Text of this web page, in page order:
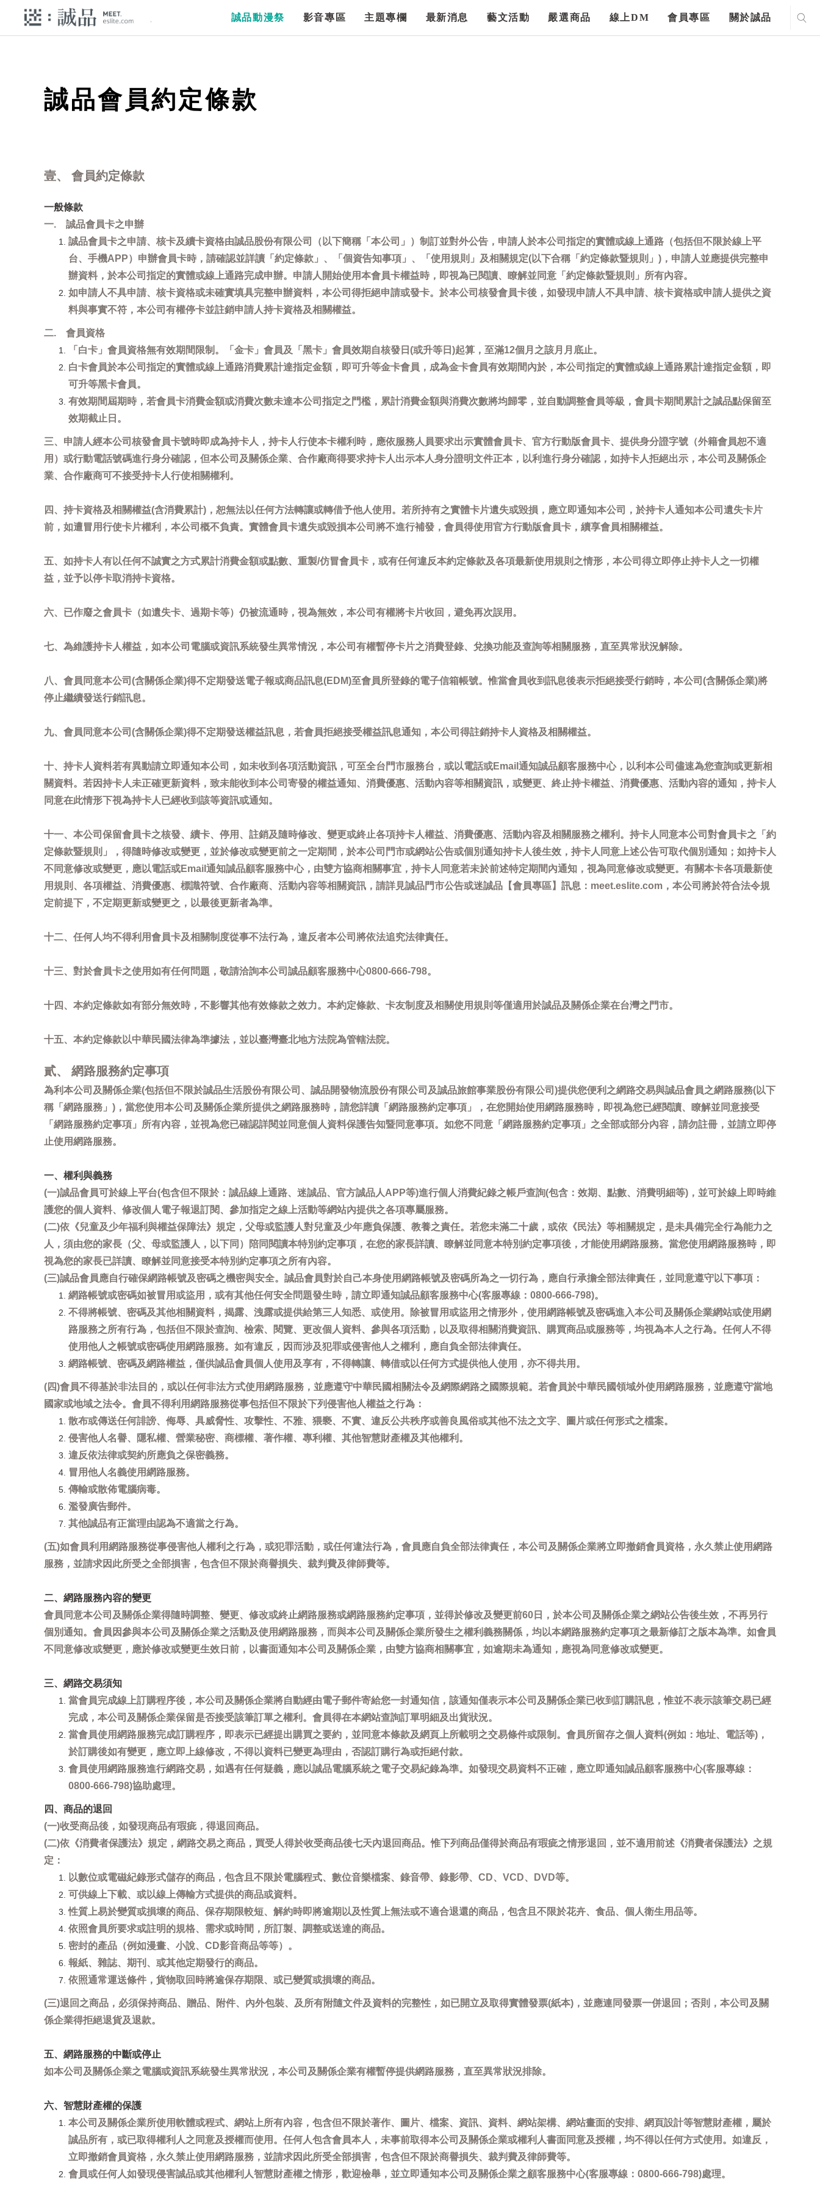
誠品動漫祭 影音專區 主題專欄 最新消息 藝文活動 嚴選商品 線上DM 會員專區 關於誠品
誠品會員約定條款
壹、 會員約定條款
一般條款
一. 誠品會員卡之申辦
誠品會員卡之申請、核卡及續卡資格由誠品股份有限公司（以下簡稱「本公司」）制訂並對外公告，申請人於本公司指定的實體或線上通路（包括但不限於線上平
台、手機APP）申辦會員卡時，請確認並詳讀「約定條款」、「個資告知事項」、「使用規則」及相關規定(以下合稱「約定條款暨規則」)，申請人並應提供完整申
辦資料，於本公司指定的實體或線上通路完成申辦。申請人開始使用本會員卡權益時，即視為已閱讀、瞭解並同意「約定條款暨規則」所有內容。
如申請人不具申請、核卡資格或未確實填具完整申辦資料，本公司得拒絕申請或發卡。於本公司核發會員卡後，如發現申請人不具申請、核卡資格或申請人提供之資
料與事實不符，本公司有權停卡並註銷申請人持卡資格及相關權益。
二. 會員資格
「白卡」會員資格無有效期間限制。「金卡」會員及「黑卡」會員效期自核發日(或升等日)起算，至滿12個月之該月月底止。
白卡會員於本公司指定的實體或線上通路消費累計達指定金額，即可升等金卡會員，成為金卡會員有效期間內於，本公司指定的實體或線上通路累計達指定金額，即
可升等黑卡會員。
有效期間屆期時，若會員卡消費金額或消費次數未達本公司指定之門檻，累計消費金額與消費次數將均歸零，並自動調整會員等級，會員卡期間累計之誠品點保留至
效期截止日。
三、申請人經本公司核發會員卡號時即成為持卡人，持卡人行使本卡權利時，應依服務人員要求出示實體會員卡、官方行動版會員卡、提供身分證字號（外籍會員恕不適
用）或行動電話號碼進行身分確認，但本公司及關係企業、合作廠商得要求持卡人出示本人身分證明文件正本，以利進行身分確認，如持卡人拒絕出示，本公司及關係企
業、合作廠商可不接受持卡人行使相關權利。
四、持卡資格及相關權益(含消費累計)，恕無法以任何方法轉讓或轉借予他人使用。若所持有之實體卡片遺失或毀損，應立即通知本公司，於持卡人通知本公司遺失卡片
前，如遭冒用行使卡片權利，本公司概不負責。實體會員卡遺失或毀損本公司將不進行補發，會員得使用官方行動版會員卡，續享會員相關權益。
五、如持卡人有以任何不誠實之方式累計消費金額或點數、重製/仿冒會員卡，或有任何違反本約定條款及各項最新使用規則之情形，本公司得立即停止持卡人之一切權
益，並予以停卡取消持卡資格。
六、已作廢之會員卡（如遺失卡、過期卡等）仍被流通時，視為無效，本公司有權將卡片收回，避免再次誤用。
七、為維護持卡人權益，如本公司電腦或資訊系統發生異常情況，本公司有權暫停卡片之消費登錄、兌換功能及查詢等相關服務，直至異常狀況解除。
八、會員同意本公司(含關係企業)得不定期發送電子報或商品訊息(EDM)至會員所登錄的電子信箱帳號。惟當會員收到訊息後表示拒絕接受行銷時，本公司(含關係企業)將
停止繼續發送行銷訊息。
九、會員同意本公司(含關係企業)得不定期發送權益訊息，若會員拒絕接受權益訊息通知，本公司得註銷持卡人資格及相關權益。
十、持卡人資料若有異動請立即通知本公司，如未收到各項活動資訊，可至全台門市服務台，或以電話或Email通知誠品顧客服務中心，以利本公司儘速為您查詢或更新相
關資料。若因持卡人未正確更新資料，致未能收到本公司寄發的權益通知、消費優惠、活動內容等相關資訊，或變更、終止持卡權益、消費優惠、活動內容的通知，持卡人
同意在此情形下視為持卡人已經收到該等資訊或通知。
十一、本公司保留會員卡之核發、續卡、停用、註銷及隨時修改、變更或終止各項持卡人權益、消費優惠、活動內容及相關服務之權利。持卡人同意本公司對會員卡之「約
定條款暨規則」，得隨時修改或變更，並於修改或變更前之一定期間，於本公司門市或網站公告或個別通知持卡人後生效，持卡人同意上述公告可取代個別通知；如持卡人
不同意修改或變更，應以電話或Email通知誠品顧客服務中心，由雙方協商相關事宜，持卡人同意若未於前述特定期間內通知，視為同意修改或變更。有關本卡各項最新使
用規則、各項權益、消費優惠、標識符號、合作廠商、活動內容等相關資訊，請詳見誠品門市公告或迷誠品【會員專區】訊息：meet.eslite.com，本公司將於符合法令規
定前提下，不定期更新或變更之，以最後更新者為準。
十二、任何人均不得利用會員卡及相關制度從事不法行為，違反者本公司將依法追究法律責任。
十三、對於會員卡之使用如有任何問題，敬請洽詢本公司誠品顧客服務中心0800-666-798。
十四、本約定條款如有部分無效時，不影響其他有效條款之效力。本約定條款、卡友制度及相關使用規則等僅適用於誠品及關係企業在台灣之門市。
十五、本約定條款以中華民國法律為準據法，並以臺灣臺北地方法院為管轄法院。
貳、 網路服務約定事項
為利本公司及關係企業(包括但不限於誠品生活股份有限公司、誠品開發物流股份有限公司及誠品旅館事業股份有限公司)提供您便利之網路交易與誠品會員之網路服務(以下
稱「網路服務」)，當您使用本公司及關係企業所提供之網路服務時，請您詳讀「網路服務約定事項」，在您開始使用網路服務時，即視為您已經閱讀、瞭解並同意接受
「網路服務約定事項」所有內容，並視為您已確認詳閱並同意個人資料保護告知暨同意事項。如您不同意「網路服務約定事項」之全部或部分內容，請勿註冊，並請立即停
止使用網路服務。
一、權利與義務
(一)誠品會員可於線上平台(包含但不限於：誠品線上通路、迷誠品、官方誠品人APP等)進行個人消費紀錄之帳戶查詢(包含：效期、點數、消費明細等)，並可於線上即時維
護您的個人資料、修改個人電子報退訂閱、參加指定之線上活動等網站內提供之各項專屬服務。
(二)依《兒童及少年福利與權益保障法》規定，父母或監護人對兒童及少年應負保護、教養之責任。若您未滿二十歲，或依《民法》等相關規定，是未具備完全行為能力之
人，須由您的家長（父、母或監護人，以下同）陪同閱讀本特別約定事項，在您的家長詳讀、瞭解並同意本特別約定事項後，才能使用網路服務。當您使用網路服務時，即
視為您的家長已詳讀、瞭解並同意接受本特別約定事項之所有內容。
(三)誠品會員應自行確保網路帳號及密碼之機密與安全。誠品會員對於自己本身使用網路帳號及密碼所為之一切行為，應自行承擔全部法律責任，並同意遵守以下事項：
網路帳號或密碼如被冒用或盜用，或有其他任何安全問題發生時，請立即通知誠品顧客服務中心(客服專線：0800-666-798)。
不得將帳號、密碼及其他相關資料，揭露、洩露或提供給第三人知悉、或使用。除被冒用或盜用之情形外，使用網路帳號及密碼進入本公司及關係企業網站或使用網
路服務之所有行為，包括但不限於查詢、檢索、閱覽、更改個人資料、參與各項活動，以及取得相關消費資訊、購買商品或服務等，均視為本人之行為。任何人不得
使用他人之帳號或密碼使用網路服務。如有違反，因而涉及犯罪或侵害他人之權利，應自負全部法律責任。
網路帳號、密碼及網路權益，僅供誠品會員個人使用及享有，不得轉讓、轉借或以任何方式提供他人使用，亦不得共用。
(四)會員不得基於非法目的，或以任何非法方式使用網路服務，並應遵守中華民國相關法令及網際網路之國際規範。若會員於中華民國領域外使用網路服務，並應遵守當地
國家或地域之法令。會員不得利用網路服務從事包括但不限於下列侵害他人權益之行為：
散布或傳送任何誹謗、侮辱、具威脅性、攻擊性、不雅、猥褻、不實、違反公共秩序或善良風俗或其他不法之文字、圖片或任何形式之檔案。
侵害他人名譽、隱私權、營業秘密、商標權、著作權、專利權、其他智慧財產權及其他權利。
違反依法律或契約所應負之保密義務。
冒用他人名義使用網路服務。
傳輸或散佈電腦病毒。
濫發廣告郵件。
其他誠品有正當理由認為不適當之行為。
(五)如會員利用網路服務從事侵害他人權利之行為，或犯罪活動，或任何違法行為，會員應自負全部法律責任，本公司及關係企業將立即撤銷會員資格，永久禁止使用網路
服務，並請求因此所受之全部損害，包含但不限於商譽損失、裁判費及律師費等。
二、網路服務內容的變更
會員同意本公司及關係企業得隨時調整、變更、修改或終止網路服務或網路服務約定事項，並得於修改及變更前60日，於本公司及關係企業之網站公告後生效，不再另行
個別通知。會員因參與本公司及關係企業之活動及使用網路服務，而與本公司及關係企業所發生之權利義務關係，均以本網路服務約定事項之最新修訂之版本為準。如會員
不同意修改或變更，應於修改或變更生效日前，以書面通知本公司及關係企業，由雙方協商相關事宜，如逾期未為通知，應視為同意修改或變更。
三、網路交易須知
當會員完成線上訂購程序後，本公司及關係企業將自動經由電子郵件寄給您一封通知信，該通知僅表示本公司及關係企業已收到訂購訊息，惟並不表示該筆交易已經
完成，本公司及關係企業保留是否接受該筆訂單之權利。會員得在本網站查詢訂單明細及出貨狀況。
當會員使用網路服務完成訂購程序，即表示已經提出購買之要約，並同意本條款及網頁上所載明之交易條件或限制。會員所留存之個人資料(例如：地址、電話等)，
於訂購後如有變更，應立即上線修改，不得以資料已變更為理由，否認訂購行為或拒絕付款。
會員使用網路服務進行網路交易，如遇有任何疑義，應以誠品電腦系統之電子交易紀錄為準。如發現交易資料不正確，應立即通知誠品顧客服務中心(客服專線：
0800-666-798)協助處理。
四、商品的退回
(一)收受商品後，如發現商品有瑕疵，得退回商品。
(二)依《消費者保護法》規定，網路交易之商品，買受人得於收受商品後七天內退回商品。惟下列商品僅得於商品有瑕疵之情形退回，並不適用前述《消費者保護法》之規
定：
以數位或電磁紀錄形式儲存的商品，包含且不限於電腦程式、數位音樂檔案、錄音帶、錄影帶、CD、VCD、DVD等。
可供線上下載、或以線上傳輸方式提供的商品或資料。
性質上易於變質或損壞的商品、保存期限較短、解約時即將逾期以及性質上無法或不適合退還的商品，包含且不限於花卉、食品、個人衛生用品等。
依照會員所要求或註明的規格、需求或時間，所訂製、調整或送達的商品。
密封的產品（例如漫畫、小說、CD影音商品等等）。
報紙、雜誌、期刊、或其他定期發行的商品。
依照通常運送條件，貨物取回時將逾保存期限、或已變質或損壞的商品。
(三)退回之商品，必須保持商品、贈品、附件、內外包裝、及所有附隨文件及資料的完整性，如已開立及取得實體發票(紙本)，並應連同發票一併退回；否則，本公司及關
係企業得拒絕退貨及退款。
五、網路服務的中斷或停止
如本公司及關係企業之電腦或資訊系統發生異常狀況，本公司及關係企業有權暫停提供網路服務，直至異常狀況排除。
六、智慧財產權的保護
本公司及關係企業所使用軟體或程式、網站上所有內容，包含但不限於著作、圖片、檔案、資訊、資料、網站架構、網站畫面的安排、網頁設計等智慧財產權，屬於
誠品所有，或已取得權利人之同意及授權而使用。任何人包含會員本人，未事前取得本公司及關係企業或權利人書面同意及授權，均不得以任何方式使用。如違反，
立即撤銷會員資格，永久禁止使用網路服務，並請求因此所受全部損害，包含但不限於商譽損失、裁判費及律師費等。
會員或任何人如發現侵害誠品或其他權利人智慧財產權之情形，歡迎檢舉，並立即通知本公司及關係企業之顧客服務中心(客服專線：0800-666-798)處理。